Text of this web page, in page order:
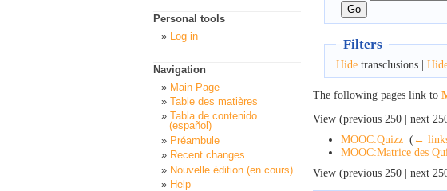
Filters
Hidetransclusions |
The following pages link to
View (previous 250 | next
MOOC:Quizz ( ←
MOOC:Matrice des
View (previous 250 | next
Personal tools
Log in
Navigation
Main Page
Table des matières
Tabla de contenido
(español)
Préambule
Recent changes
Nouvelle édition (en cours)
Help